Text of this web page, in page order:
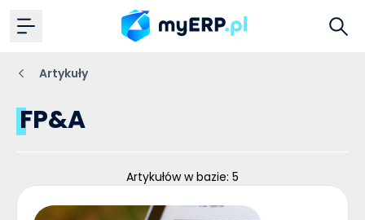
Artykuły
FP&A
Artykułów w bazie: 5